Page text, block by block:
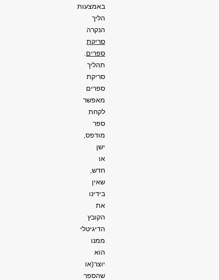
באמצעות
הליך
הנקרה
סריקת
ספרים
תהליך
סריקת
ספרים
מאפשר
לקחת
ספר
מודפס,
ישן
או
חדש,
שאין
בידינו
את
הקובץ
הדיגיטלי
ממנו
הוא
יוצר(או
שהספר